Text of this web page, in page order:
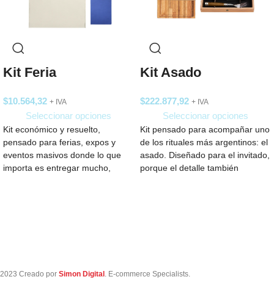
Kit Feria
$10.564,32 + IVA
Seleccionar opciones
Kit económico y resuelto,
pensado para ferias, expos y
eventos masivos donde lo que
importa es entregar mucho,
Kit Asado
$222.877,92 + IVA
Seleccionar opciones
Kit pensado para acompañar uno
de los rituales más argentinos: el
asado. Diseñado para el invitado,
porque el detalle también
2023 Creado por Simon Digital . E-commerce Specialists.